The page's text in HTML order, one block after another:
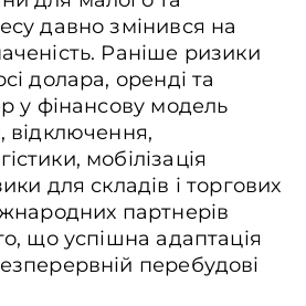
давно змінився на
Раніше ризики
долара, оренді та
у фінансову модель
відключення,
мобілізація
для складів і торгових
партнерів
що успішна адаптація
перебудові